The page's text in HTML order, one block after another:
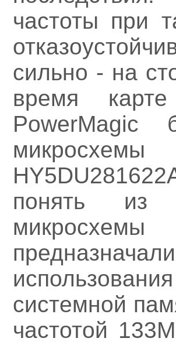
частоты при
сильно - на
время
PowerMagic
понять из
системной
частотой